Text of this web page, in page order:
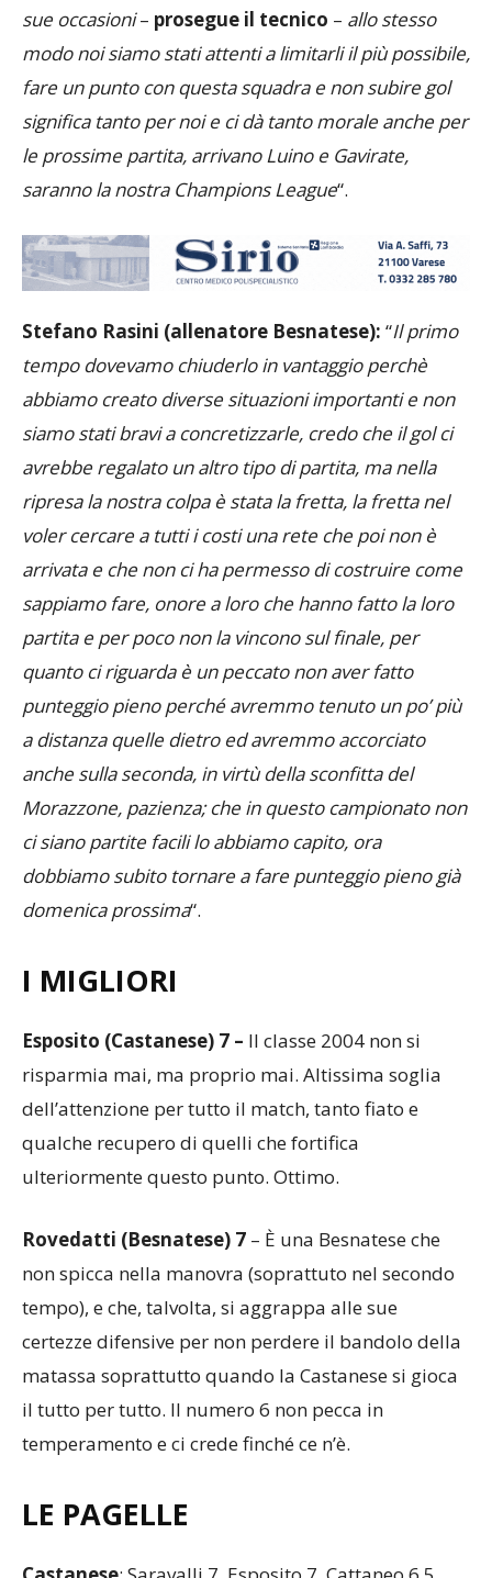
sue occasioni– prosegue il tecnico – allo stesso
modo noi siamo stati attenti a limitarli il più possibile,
fare un punto con questa squadra e non subire gol
significa tanto per noi e ci dà tanto morale anche per
le prossime partita, arrivano Luino e Gavirate,
saranno la nostra Champions League“.
Stefano Rasini (allenatore Besnatese): “Il primo
tempo dovevamo chiuderlo in vantaggio perchè
abbiamo creato diverse situazioni importanti e non
siamo stati bravi a concretizzarle, credo che il gol ci
avrebbe regalato un altro tipo di partita, ma nella
ripresa la nostra colpa è stata la fretta, la fretta nel
voler cercare a tutti i costi una rete che poi non è
arrivata e che non ci ha permesso di costruire come
sappiamo fare, onore a loro che hanno fatto la loro
partita e per poco non la vincono sul finale, per
quanto ci riguarda è un peccato non aver fatto
punteggio pieno perché avremmo tenuto un po’ più
a distanza quelle dietro ed avremmo accorciato
anche sulla seconda, in virtù della sconfitta del
Morazzone, pazienza; che in questo campionato non
ci siano partite facili lo abbiamo capito, ora
dobbiamo subito tornare a fare punteggio pieno già
domenica prossima“.
I MIGLIORI
Esposito (Castanese) 7 – Il classe 2004 non si
risparmia mai, ma proprio mai. Altissima soglia
dell’attenzione per tutto il match, tanto fiato e
qualche recupero di quelli che fortifica
ulteriormente questo punto. Ottimo.
Rovedatti (Besnatese) 7 – È una Besnatese che
non spicca nella manovra (soprattuto nel secondo
tempo), e che, talvolta, si aggrappa alle sue
certezze difensive per non perdere il bandolo della
matassa soprattutto quando la Castanese si gioca
il tutto per tutto. Il numero 6 non pecca in
temperamento e ci crede finché ce n’è.
LE PAGELLE